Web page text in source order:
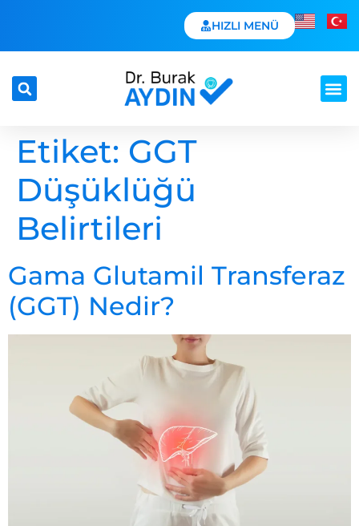
HIZLI MENÜ
Etiket: GGT
Düşüklüğü
Belirtileri
Gama Glutamil Transferaz
(GGT) Nedir?